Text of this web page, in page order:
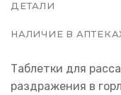
ДЕТАЛИ
НАЛИЧИЕ В
Таблетки для
раздражения в